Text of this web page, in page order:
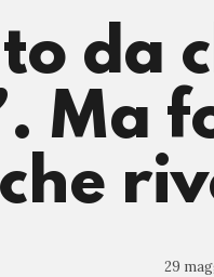
da
Ma
29